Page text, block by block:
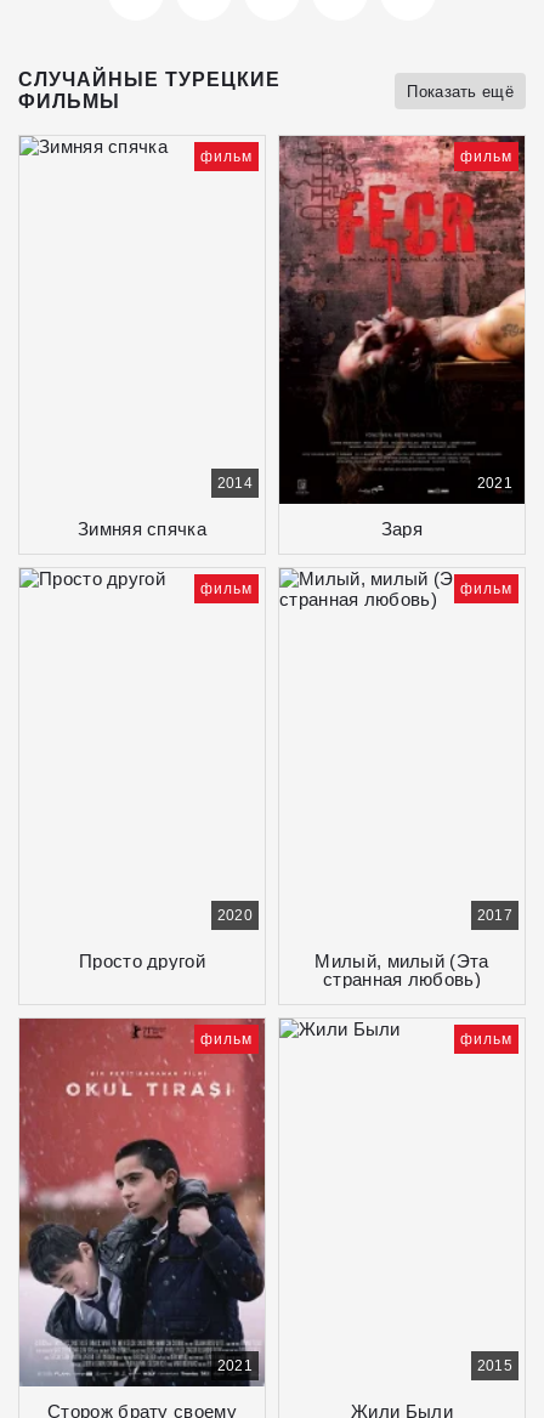
СЛУЧАЙНЫЕ ТУРЕЦКИЕ
ФИЛЬМЫ
Показать ещё
Зимняя спячка
2014
фильм
Заря
2021
фильм
Просто другой
2020
фильм
Милый, милый (Эта
странная любовь)
2017
фильм
Сторож брату своему
2021
фильм
Жили Были
2015
фильм